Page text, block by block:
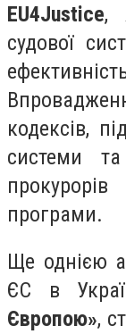
EU4Justice,
судової
кодексів,
системи
програми.
Ще однією
ЄС в
Європою»,